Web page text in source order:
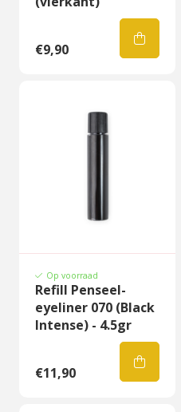
€9,90
Op voorraad
Refill Penseel-
eyeliner 070 (Black
Intense) - 4.5gr
€11,90